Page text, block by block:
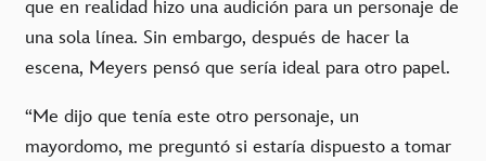
que en realidad hizo una audición para un personaje de
una sola línea. Sin embargo, después de hacer la
escena, Meyers pensó que sería ideal para otro papel.
“Me dijo que tenía este otro personaje, un
mayordomo, me preguntó si estaría dispuesto a tomar